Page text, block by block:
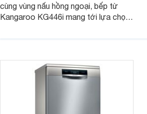
cùng vùng nấu hồng ngoại, bếp từ
Kangaroo KG446i mang tới lựa chọn
nhiều cửa hàng, đại lý.